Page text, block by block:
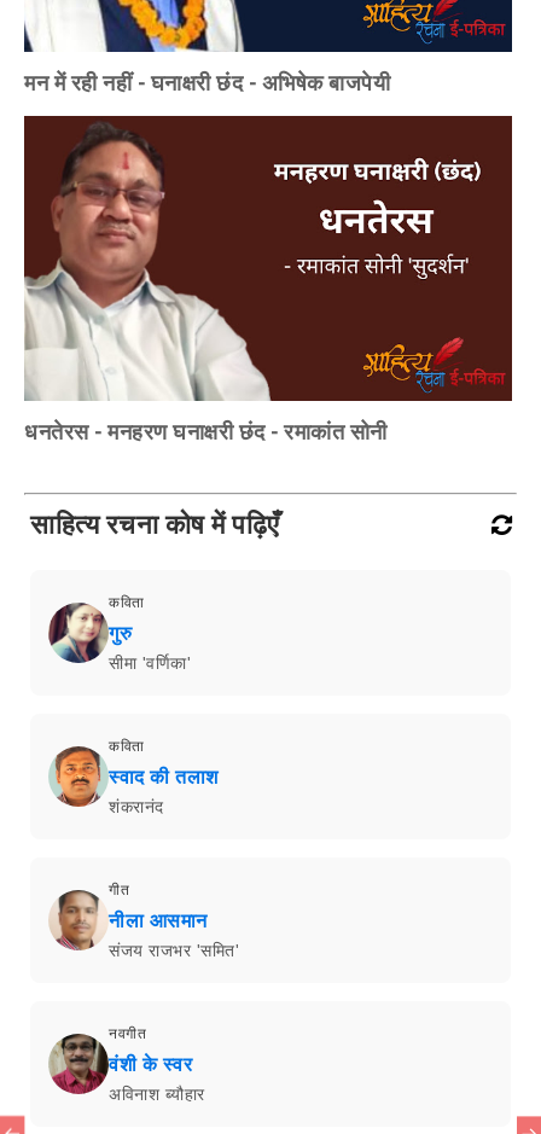
मन में रही नहीं - घनाक्षरी छंद - अभिषेक बाजपेयी
धनतेरस - मनहरण घनाक्षरी छंद - रमाकांत सोनी
साहित्य रचना कोष में पढ़िएँ
कविता
गुरु
सीमा 'वर्णिका'
कविता
स्वाद की तलाश
शंकरानंद
गीत
नीला आसमान
संजय राजभर 'समित'
नवगीत
वंशी के स्वर
अविनाश ब्यौहार